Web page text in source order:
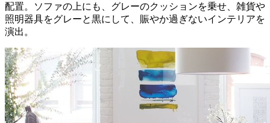
配置。ソファの上にも、グレーのクッションを乗せ、雑貨や
照明器具をグレーと黒にして、賑やか過ぎないインテリアを
演出。